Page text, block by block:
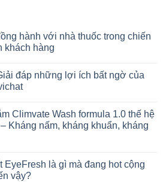
hành với nhà thuốc trong chiến
khách hàng
đáp những lợi ích bất ngờ của
Climvate Wash formula 1.0 thế hệ
Kháng nấm, kháng khuẩn, kháng
EyeFresh là gì mà đang hot cộng
vậy?